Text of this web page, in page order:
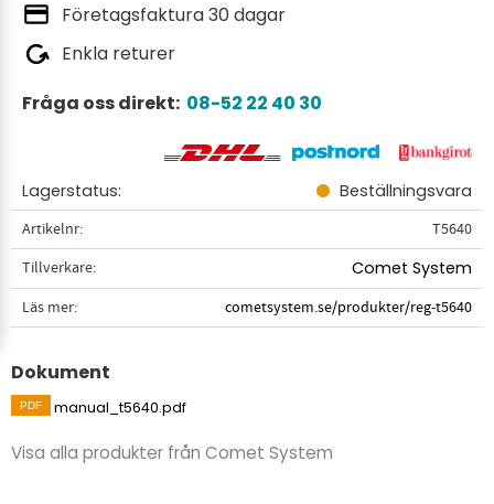
Företagsfaktura 30 dagar
Enkla returer
Fråga oss direkt: 08-52 22 40 30
Lagerstatus Beställningsvara
Artikelnr
T5640
Tillverkare
Comet System
Läs mer cometsystem.se/produkter/reg-t5640
Dokument
manual_t5640.pdf
Visa alla produkter från Comet System